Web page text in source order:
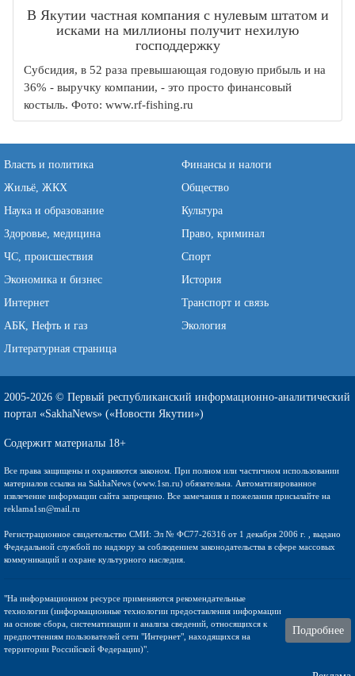
В Якутии частная компания с нулевым штатом и
исками на миллионы получит нехилую
господдержку
Субсидия, в 52 раза превышающая годовую прибыль и на
36% - выручку компании, - это просто финансовый
костыль. Фото: www.rf-fishing.ru
Власть и политика
Финансы и налоги
Жильё, ЖКХ
Общество
Наука и образование
Культура
Здоровье, медицина
Право, криминал
ЧС, происшествия
Спорт
Экономика и бизнес
История
Интернет
Транспорт и связь
АБК, Нефть и газ
Экология
Литературная страница
2005-2026 © Первый республиканский информационно-аналитический
портал «SakhaNews» («Новости Якутии»)
Содержит материалы 18+
Все права защищены и охраняются законом. При полном или частичном использовании
материалов ссылка на SakhaNews (www.1sn.ru) обязательна. Автоматизированное
извлечение информации сайта запрещено. Все замечания и пожелания присылайте на
reklama1sn@mail.ru
Регистрационное свидетельство СМИ: Эл № ФС77-26316 от 1 декабря 2006 г. , выдано
Федедальной службой по надзору за соблюдением законодательства в сфере массовых
коммуникаций и охране культурного наследия.
"На информационном ресурсе применяются рекомендательные
технологии (информационные технологии предоставления информации
на основе сбора, систематизации и анализа сведений, относящихся к
предпочтениям пользователей сети "Интернет", находящихся на
территории Российской Федерации)".
Подробнее